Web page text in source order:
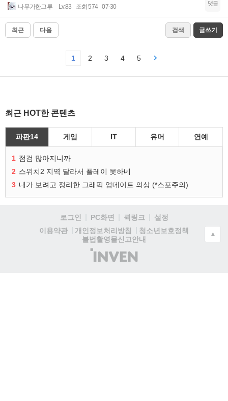
나무가한그루 Lv.83 조회 574 07-30 댓글
최근 다음 검색 글쓰기
1 2 3 4 5
최근 HOT한 콘텐츠
파판14 게임 IT 유머 연예
1 점검 많아지니까
2 스위치2 지역 달라서 플레이 못하네
3 내가 보려고 정리한 그래픽 업데이트 의상 (*스포주의)
로그인 PC화면 퀵링크
설정
이용약관
개인정보처리방침
청소년보호정책
불법촬영물신고안내
(주)
인
▲